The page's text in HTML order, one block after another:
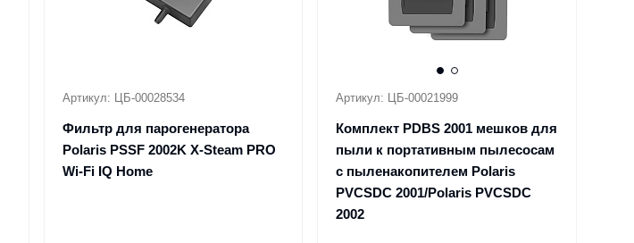
Артикул: ЦБ-00028534
Фильтр для парогенератора
Polaris PSSF 2002K X-Steam PRO
Wi-Fi IQ Home
Артикул: ЦБ-00021999
Комплект PDBS 2001 мешков для
пыли к портативным пылесосам
с пыленакопителем Polaris
PVCSDC 2001/Polaris PVCSDC
2002